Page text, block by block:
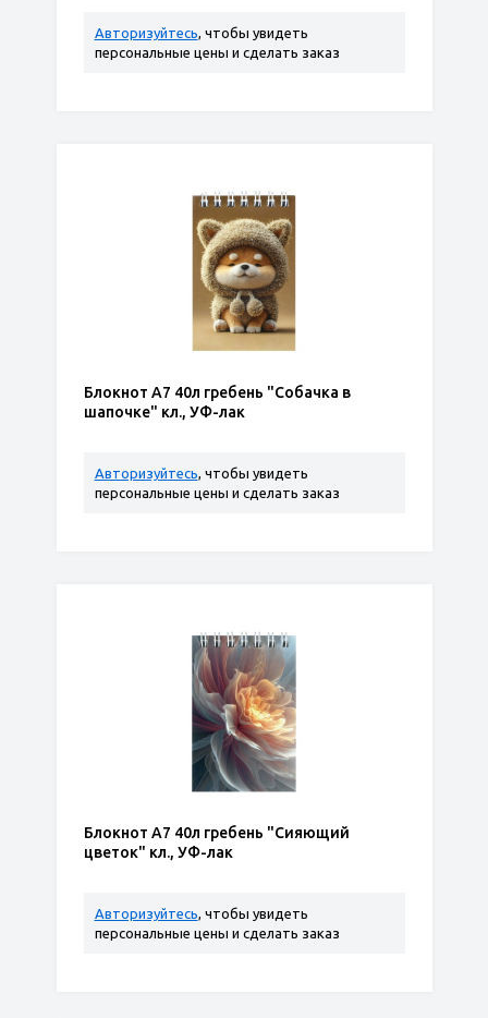
Авторизуйтесь, чтобы увидеть
персональные цены и сделать заказ
Блокнот А7 40л гребень "Собачка в
шапочке" кл., УФ-лак
Авторизуйтесь, чтобы увидеть
персональные цены и сделать заказ
Блокнот А7 40л гребень "Сияющий
цветок" кл., УФ-лак
Авторизуйтесь, чтобы увидеть
персональные цены и сделать заказ